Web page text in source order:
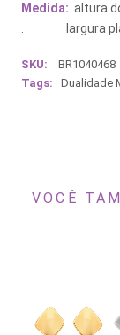
Medida: altura
. largura placa
SKU: BR1040468
Tags:
Dualidade
VOCÊ